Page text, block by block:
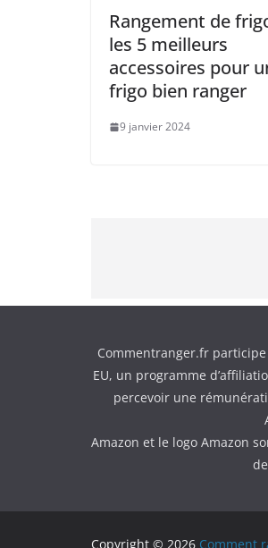
Rangement de
les 5 meilleurs
accessoires pour
frigo bien ranger
9 janvier 2024
Commentranger.fr participe
EU, un programme
percevoir une
Amazon et le logo Amazon
Copyright © 2026 Comment